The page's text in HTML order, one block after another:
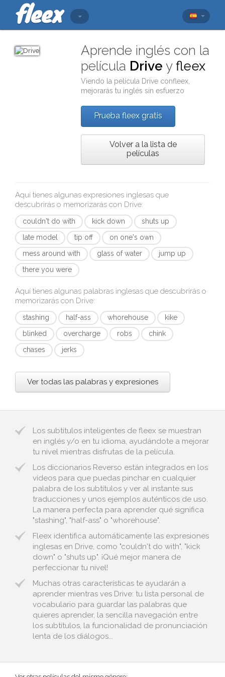
Aprende inglés con la
película Drive yfleex
Viendo la película Drive confleex
mejorarás tu inglés sin esfuerzo
Prueba fleex gratis
Volver a la lista de
películas
Aquí tienes algunas expresiones inglesas que
descubrirás o memorizarás con Drive:
couldn't do with kick down
shuts up
late model
tip off
on one's own
mess around with
glass of water
jump up
there you were
Aquí tienes algunas palabras inglesas que descubrirás o
memorizarás con Drive:
stashing half-ass whorehouse
kike
blinked
overcharge robs
chink
chases
jerks
Ver todas las palabras y expresiones
Los subtítulos inteligentes de fleex se muestran
en inglés y/o en tu idioma, ayudándote a mejorar
tu nivel mientras disfrutas de la película.
Los diccionarios Reverso están integrados en los
vídeos para que puedas pinchar en cualquier
palabra de los subtítulos y ver al instante sus
traducciones y unos ejemplos auténticos de uso.
La manera perfecta para aprender qué significa
"stashing", "half-ass" o "whorehouse".
Fleex identifica automáticamente las expresiones
inglesas en Drive, como "couldn't do with", "kick
down" o "shuts up". ¡Qué mejor manera de
perfeccionar tu nivel!
Muchas otras características te ayudarán a
aprender mientras ves Drive: tu lista personal de
vocabulario para guardar las palabras que
quieres aprender, la sencilla navegación entre
los subtítulos, la funcionalidad de pronunciación
lenta de los diálogos...